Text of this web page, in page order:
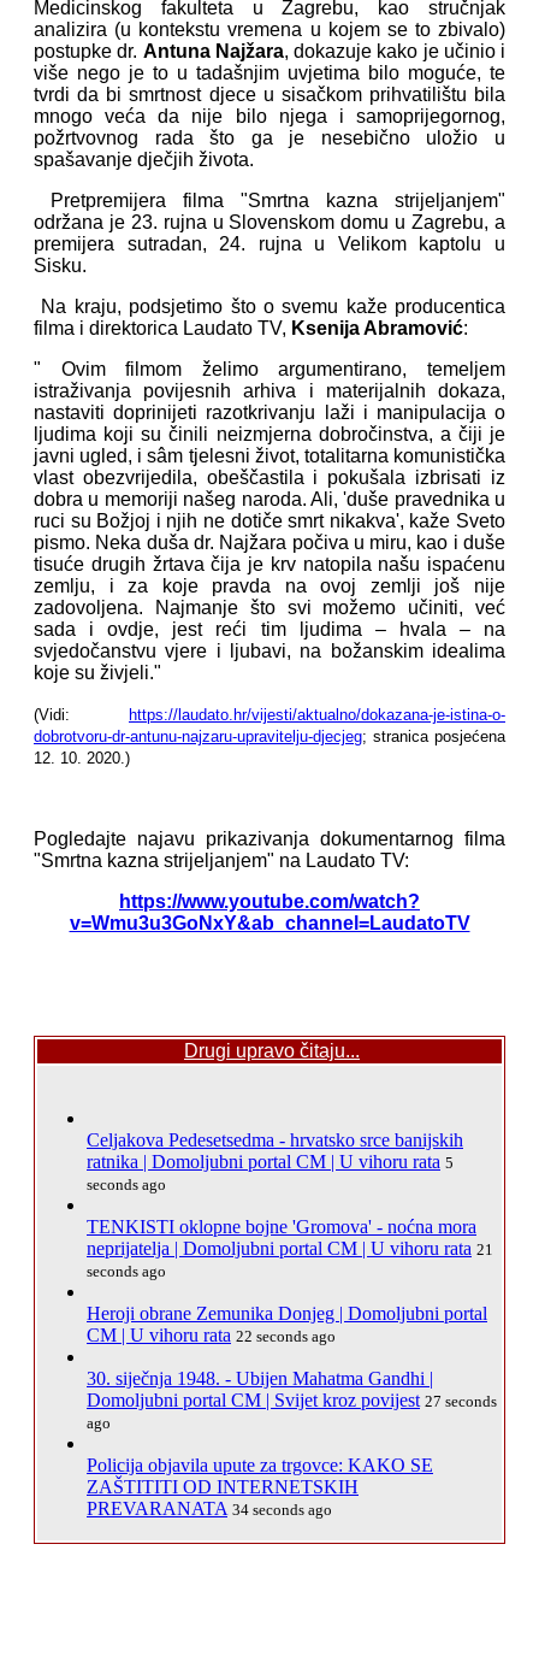
Medicinskog fakulteta u Zagrebu, kao stručnjak
analizira (u kontekstu vremena u kojem se to zbivalo)
postupke dr. Antuna Najžara, dokazuje kako je učinio i
više nego je to u tadašnjim uvjetima bilo moguće, te
tvrdi da bi smrtnost djece u sisačkom prihvatilištu bila
mnogo veća da nije bilo njega i samoprijegornog,
požrtvovnog rada što ga je nesebično uložio u
spašavanje dječjih života.
Pretpremijera filma "Smrtna kazna strijeljanjem"
održana je 23. rujna u Slovenskom domu u Zagrebu, a
premijera sutradan, 24. rujna u Velikom kaptolu u
Sisku.
Na kraju, podsjetimo što o svemu kaže producentica
filma i direktorica Laudato TV, Ksenija Abramović:
" Ovim filmom želimo argumentirano, temeljem
istraživanja povijesnih arhiva i materijalnih dokaza,
nastaviti doprinijeti razotkrivanju laži i manipulacija o
ljudima koji su činili neizmjerna dobročinstva, a čiji je
javni ugled, i sâm tjelesni život, totalitarna komunistička
vlast obezvrijedila, obeščastila i pokušala izbrisati iz
dobra u memoriji našeg naroda. Ali, 'duše pravednika u
ruci su Božjoj i njih ne dotiče smrt nikakva', kaže Sveto
pismo. Neka duša dr. Najžara počiva u miru, kao i duše
tisuće drugih žrtava čija je krv natopila našu ispaćenu
zemlju, i za koje pravda na ovoj zemlji još nije
zadovoljena. Najmanje što svi možemo učiniti, već
sada i ovdje, jest reći tim ljudima – hvala – na
svjedočanstvu vjere i ljubavi, na božanskim idealima
koje su živjeli."
(Vidi:
https://laudato.hr/vijesti/aktualno/dokazana-je-istina-o-
dobrotvoru-dr-antunu-najzaru-upravitelju-djecjeg; stranica posjećena
12. 10. 2020.)
Pogledajte najavu prikazivanja dokumentarnog filma
"Smrtna kazna strijeljanjem" na Laudato TV:
https://www.youtube.com/watch?
v=Wmu3u3GoNxY&ab_channel=LaudatoTV
Drugi upravo čitaju...
Celjakova Pedesetsedma - hrvatsko srce banijskih
ratnika | Domoljubni portal CM | U vihoru rata 5
seconds ago
TENKISTI oklopne bojne 'Gromova' - noćna mora
neprijatelja | Domoljubni portal CM | U vihoru rata 21
seconds ago
Heroji obrane Zemunika Donjeg | Domoljubni portal
CM | U vihoru rata 22 seconds ago
30. siječnja 1948. - Ubijen Mahatma Gandhi |
Domoljubni portal CM | Svijet kroz povijest 27 seconds
ago
Policija objavila upute za trgovce: KAKO SE
ZAŠTITITI OD INTERNETSKIH
PREVARANATA 34 seconds ago